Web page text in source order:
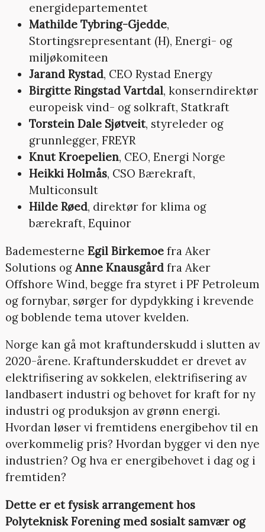
energidepartementet
Mathilde Tybring-Gjedde,
Stortingsrepresentant (H), Energi- og
miljøkomiteen
Jarand Rystad, CEO Rystad Energy
Birgitte Ringstad Vartdal, konserndirektør
europeisk vind- og solkraft, Statkraft
Torstein Dale Sjøtveit, styreleder og
grunnlegger, FREYR
Knut Kroepelien, CEO, Energi Norge
Heikki Holmås, CSO Bærekraft,
Multiconsult
Hilde Røed, direktør for klima og
bærekraft, Equinor
Bademesterne Egil Birkemoefra Aker
Solutions og Anne Knausgårdfra Aker
Offshore Wind, begge fra styret i PF Petroleum
og fornybar, sørger for dypdykking i krevende
og boblende tema utover kvelden.
Norge kan gå mot kraftunderskudd i slutten av
2020-årene. Kraftunderskuddet er drevet av
elektrifisering av sokkelen, elektrifisering av
landbasert industri og behovet for kraft for ny
industri og produksjon av grønn energi.
Hvordan løser vi fremtidens energibehov til en
overkommelig pris? Hvordan bygger vi den nye
industrien? Og hva er energibehovet i dag og i
fremtiden?
Dette er et fysisk arrangement hos
Polyteknisk Forening med sosialt samvær og